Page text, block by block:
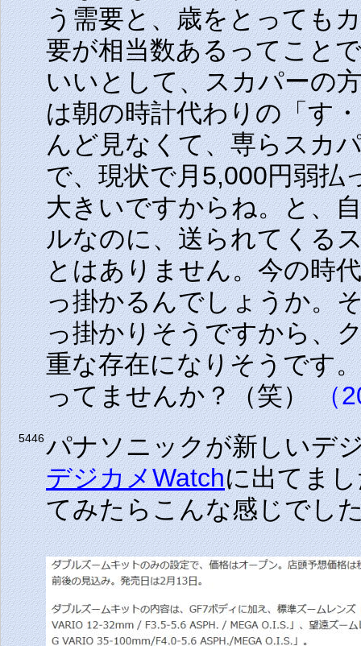
う需要と、歳をとっても
要が相当数あるってこと
いいとして、スカパーの
は朝の時計代わりの「す
んど見なくて、専らスカ
で、現状で月5,000円弱払
大きいですからね。と、
ルなのに、送られてくる
とはありません。今の時
っ掛かるんでしょうか。
っ掛かりそうですから、
重な存在になりそうです
ってませんか？（笑）（
5446パナソニックが新しいデ
デジカメWatchに出てま
てみたらこんな感じでし